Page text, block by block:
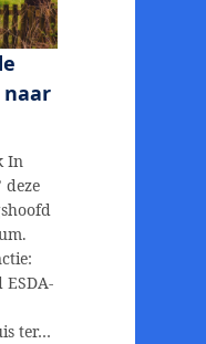
In
deze
ter…